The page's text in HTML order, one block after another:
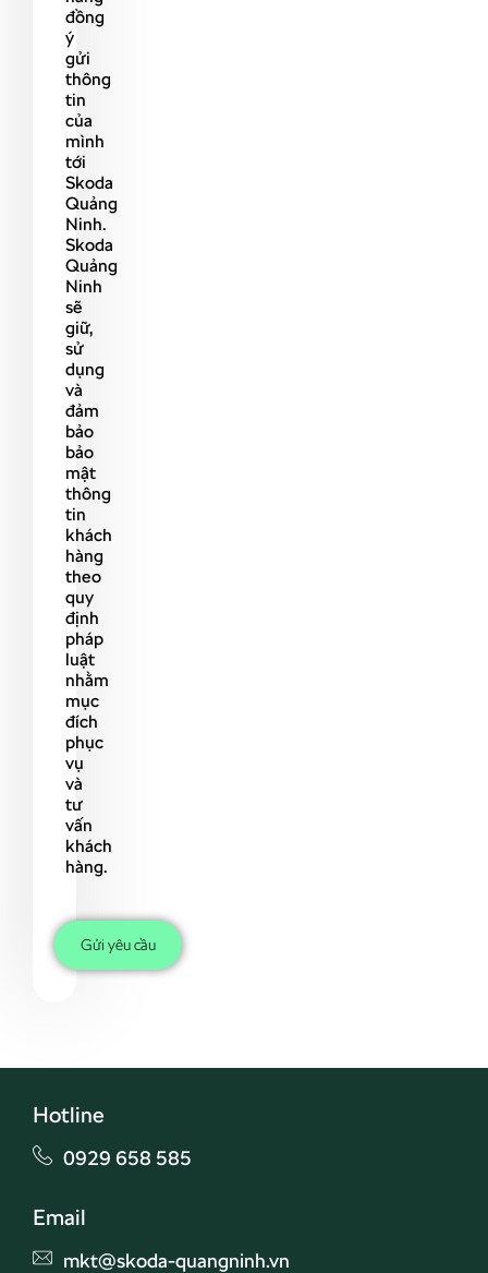
đồng
ý
gửi
thông
tin
của
mình
tới
Skoda
Quảng
Ninh.
Skoda
Quảng
Ninh
sẽ
giữ,
sử
dụng
và
đảm
bảo
bảo
mật
thông
tin
khách
hàng
theo
quy
định
pháp
luật
nhằm
mục
đích
phục
vụ
và
tư
vấn
khách
hàng.
Gửi yêu cầu
Hotline
0929 658 585
Email
mkt@skoda-quangninh.vn